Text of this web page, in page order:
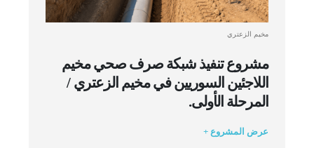
مخيم الزعتري
مشروع تنفيذ شبكة صرف صحي مخيم
اللاجئين السوريين في مخيم الزعتري /
المرحلة الأولى.
عرض المشروع +